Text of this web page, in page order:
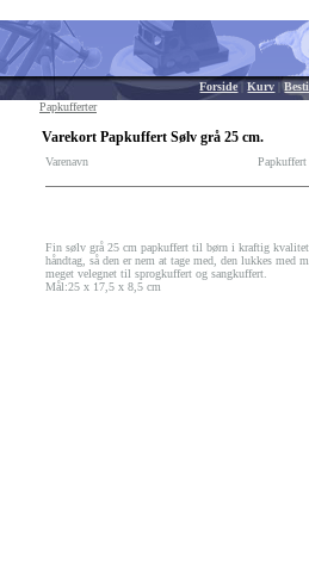
Forside|Kurv |
Papkufferter
Varekort Papkuffert Sølv grå 25 cm.
Varenavn
Fin sølv grå 25 cm papkuffert til børn i kraftig
håndtag, så den er nem at tage med, den lukkes med
meget velegnet til sprogkuffert og sangkuffert.
Mål:25 x 17,5 x 8,5 cm